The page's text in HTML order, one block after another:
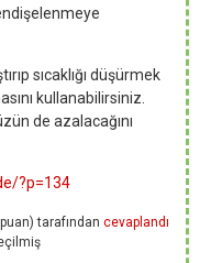
sıcaklığı düşürmek
kullanabilirsiniz.
de azalacağını
?p=134
puan) tarafından cevaplandı